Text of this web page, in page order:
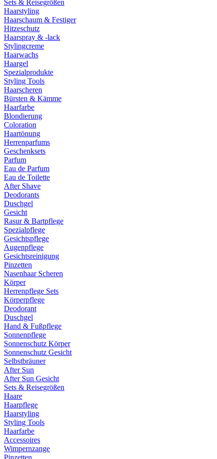
Sets & Reisegrößen
Haarstyling
Haarschaum & Festiger
Hitzeschutz
Haarspray & -lack
Stylingcreme
Haarwachs
Haargel
Spezialprodukte
Styling Tools
Haarscheren
Bürsten & Kämme
Haarfarbe
Blondierung
Coloration
Haartönung
Herrenparfums
Geschenksets
Parfum
Eau de Parfum
Eau de Toilette
After Shave
Deodorants
Duschgel
Gesicht
Rasur & Bartpflege
Spezialpflege
Gesichtspflege
Augenpflege
Gesichtsreinigung
Pinzetten
Nasenhaar Scheren
Körper
Herrenpflege Sets
Körperpflege
Deodorant
Duschgel
Hand & Fußpflege
Sonnenpflege
Sonnenschutz Körper
Sonnenschutz Gesicht
Selbstbräuner
After Sun
After Sun Gesicht
Sets & Reisegrößen
Haare
Haarpflege
Haarstyling
Styling Tools
Haarfarbe
Accessoires
Wimpernzange
Pinzetten